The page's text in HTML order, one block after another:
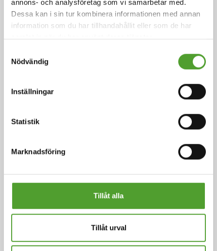
annons- och analysföretag som vi samarbetar med.
Dessa kan i sin tur kombinera informationen med annan
information som du har tillhandahållit eller som de har
samlat in när du har använt deras tjänster.
Nödvändig
Inställningar
Statistik
Marknadsföring
Tillåt alla
Tillåt urval
Scope 1 och Scope 2
År 2025 blev våra hållbarhetsmål en allt viktigare del
av vårt prestationsstyrningssystem. Därmed har målen
dagliga arbete. Vi gjorde betydande framsteg i
hållbarhetsmål för leveranskedjan, liksom flera av